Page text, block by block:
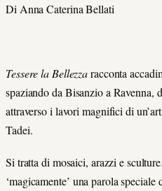
Di Anna Caterina Bellati
Tessere la Bellezzaracconta
spaziando da Bisanzio a Ravenna,
attraverso i lavori magnifici di
Tadei.
Si tratta di mosaici, arazzi e
‘magicamente’ una parola